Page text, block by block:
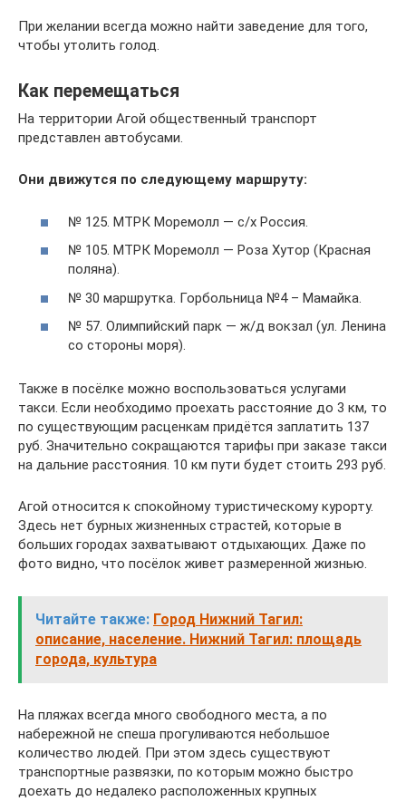
При желании всегда можно найти заведение для того,
чтобы утолить голод.
Как перемещаться
На территории Агой общественный транспорт
представлен автобусами.
Они движутся по следующему маршруту:
№ 125. МТРК Моремолл — с/х Россия.
№ 105. МТРК Моремолл — Роза Хутор (Красная
поляна).
№ 30 маршрутка. Горбольница №4 – Мамайка.
№ 57. Олимпийский парк — ж/д вокзал (ул. Ленина
со стороны моря).
Также в посёлке можно воспользоваться услугами
такси. Если необходимо проехать расстояние до 3 км, то
по существующим расценкам придётся заплатить 137
руб. Значительно сокращаются тарифы при заказе такси
на дальние расстояния. 10 км пути будет стоить 293 руб.
Агой относится к спокойному туристическому курорту.
Здесь нет бурных жизненных страстей, которые в
больших городах захватывают отдыхающих. Даже по
фото видно, что посёлок живет размеренной жизнью.
Читайте также: Город Нижний Тагил:
описание, население. Нижний Тагил: площадь
города, культура
На пляжах всегда много свободного места, а по
набережной не спеша прогуливаются небольшое
количество людей. При этом здесь существуют
транспортные развязки, по которым можно быстро
доехать до недалеко расположенных крупных